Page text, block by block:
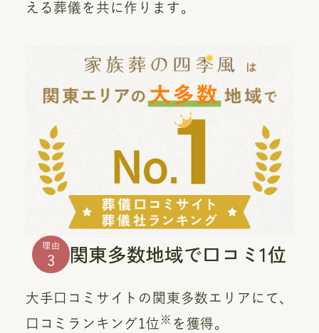
える葬儀を共に作ります。
理由
3 関東多数地域で口コミ1位
大手口コミサイトの関東多数エリアにて、
口コミランキング1位 ※ を獲得。